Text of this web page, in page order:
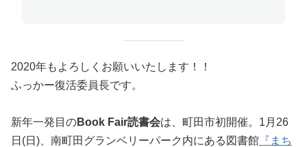
2020年もよろしくお願いいたします！！
ふっかー復活委員長です。
新年一発目のBook Fair読書会は、町田市初開催。1月26
日(日)、南町田グランベリーパーク内にある図書館 『まち